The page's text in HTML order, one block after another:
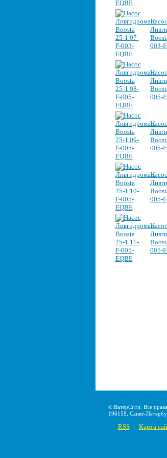
Насос
003-
Насос
005-
Насос
005-
Насос
005-
Насос
005-
© ВатерСити. Все
196158, Санкт-
RSS Карта